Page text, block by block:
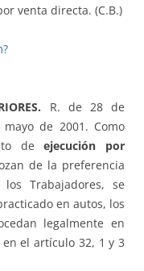
venta directa. (C.B.)
R. de 28 de
de 2001. Como
deejecución por
de la preferencia
Trabajadores, se
en autos, los
legalmente en
el artículo 32, 1 y 3